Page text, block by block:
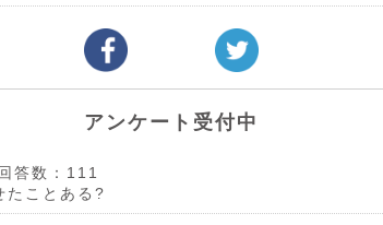
アンケート受付中
回答数：111
たことある?